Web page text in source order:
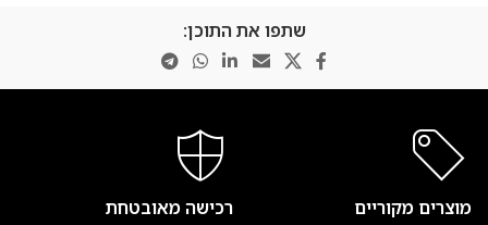
שתפו את התוכן:
מוצרים מקוריים רכישה מאובטחת